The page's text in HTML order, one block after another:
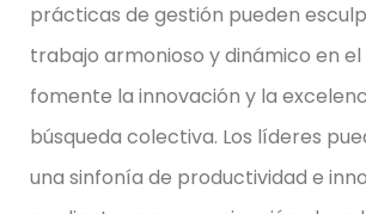
prácticas de gestión pueden
trabajo armonioso y dinámico en el
fomente la innovación y la
búsqueda colectiva. Los líderes
una sinfonía de productividad e